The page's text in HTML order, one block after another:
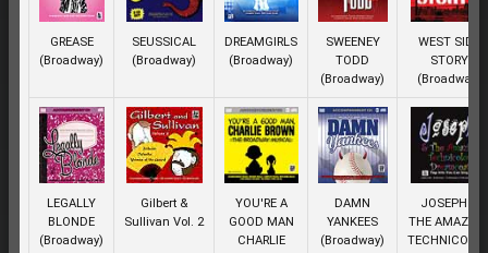
GREASE
(Broadway)
SEUSSICAL
(Broadway)
DREAMGIRLS
(Broadway)
SWEENEY
TODD
(Broadway)
WEST SIDE
STORY
(Broadway)
LEGALLY
BLONDE
(Broadway)
Gilbert &
Sullivan Vol. 2
YOU'RE A
GOOD MAN
CHARLIE
DAMN
YANKEES
(Broadway)
JOSEPH &
THE